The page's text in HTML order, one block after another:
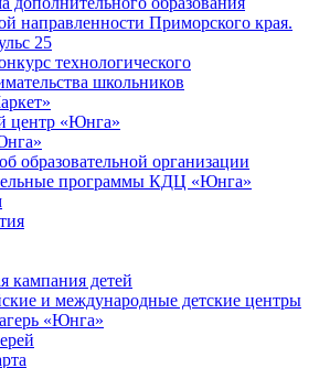
направленности Приморского края.
25
технологического
школьников
центр «Юнга»
образовательной организации
программы КДЦ «Юнга»
кампания детей
и международные детские центры
«Юнга»